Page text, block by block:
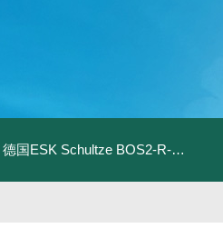
德国ESK Schultze BOS2-R-80F 型油分离器